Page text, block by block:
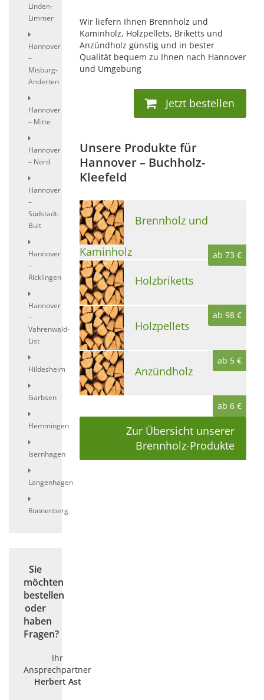
Linden-
Limmer
Hannover
–
Misburg-
Anderten
Hannover
– Mitte
Hannover
– Nord
Hannover
–
Südstadt-
Bult
Hannover
–
Ricklingen
Hannover
–
Vahrenwald-
List
Hildesheim
Garbsen
Hemmingen
Isernhagen
Langenhagen
Ronnenberg
Sie
möchten
bestellen
oder
haben
Fragen?
Ihr
Ansprechpartner
Herbert Ast
Wir liefern Ihnen Brennholz und
Kaminholz, Holzpellets, Briketts und
Anzündholz günstig und in bester
Qualität bequem zu Ihnen nach Hannover
und Umgebung
Jetzt bestellen
Unsere Produkte für
Hannover – Buchholz-
Kleefeld
Brennholz und
Kaminholz ab 73 €
Holzbriketts
ab 98 €
Holzpellets
ab 5 €
Anzündholz
ab 6 €
Zur Übersicht unserer
Brennholz-Produkte